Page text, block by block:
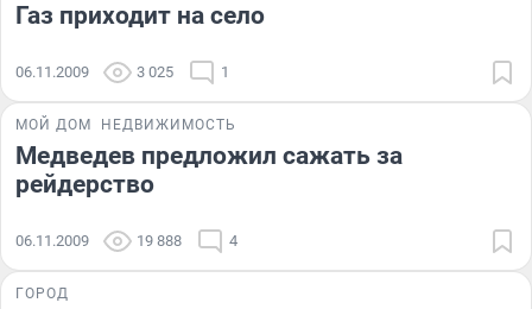
Газ приходит на село
06.11.2009 3 025 1
МОЙ ДОМ НЕДВИЖИМОСТЬ
Медведев предложил сажать за
рейдерство
06.11.2009 19 888 4
ГОРОД